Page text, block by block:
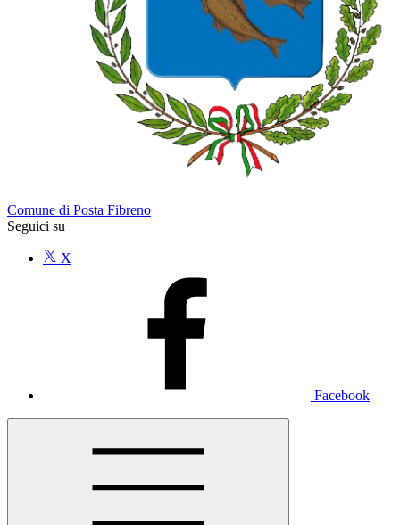
Comune di Posta Fibreno
Seguici su
X
Facebook